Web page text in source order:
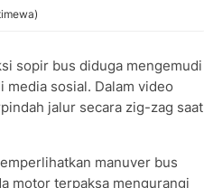
sopir bus diduga mengemudi
media sosial. Dalam video
jalur secara zig-zag saat
manuver bus
motor terpaksa mengurangi